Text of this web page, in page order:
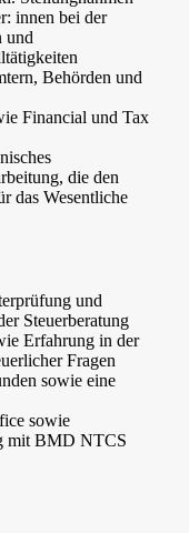
innen bei der
und
Behörden und
Financial und Tax
die den
das Wesentliche
und
Steuerberatung
Erfahrung in der
Fragen
sowie eine
sowie
mit BMD NTCS